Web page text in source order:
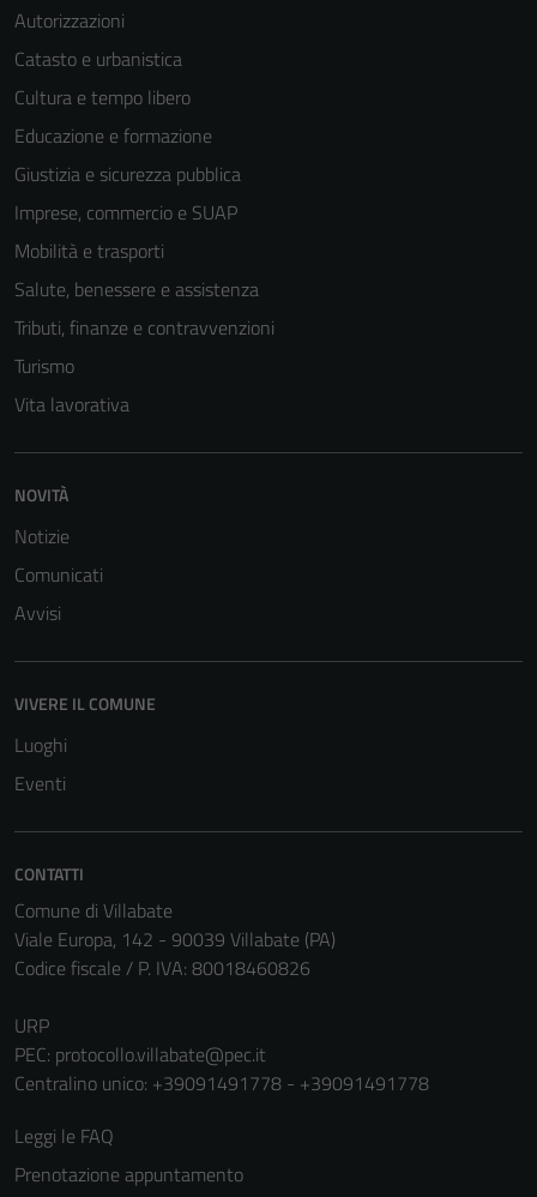
Autorizzazioni
Catasto e urbanistica
Cultura e tempo libero
Educazione e formazione
Giustizia e sicurezza pubblica
Imprese, commercio e SUAP
Mobilità e trasporti
Salute, benessere e assistenza
Tributi, finanze e contravvenzioni
Turismo
Vita lavorativa
NOVITÀ
Notizie
Comunicati
Avvisi
VIVERE IL COMUNE
Luoghi
Eventi
CONTATTI
Comune di Villabate
Viale Europa, 142 - 90039 Villabate (PA)
Codice fiscale / P. IVA: 80018460826
URP
PEC: protocollo.villabate@pec.it
Centralino unico: +39091491778 - +39091491778
Leggi le FAQ
Prenotazione appuntamento
sono necessari